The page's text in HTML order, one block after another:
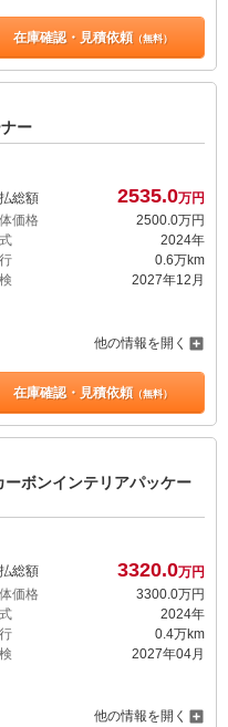
在庫確認・見積依頼（無料）
ー
総額 2535.0万円
価格
2500.0万円
2024年
0.6万km
2027年12月
他の情報を開く
在庫確認・見積依頼（無料）
ボンインテリアパッケー
総額 3320.0万円
価格
3300. 0万円
2024年
0.4万km
2027年04月
他の情報を開く